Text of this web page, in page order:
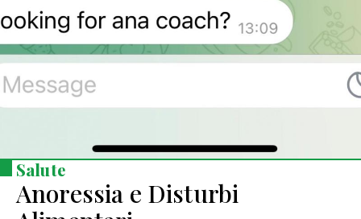
Salute
Anoressia e Disturbi